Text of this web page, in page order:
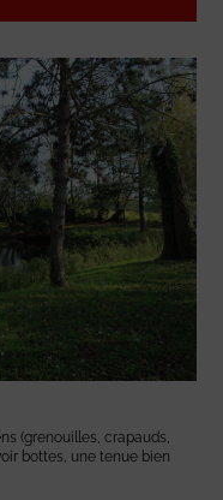
(grenouilles, crapauds,
bottes, une tenue bien